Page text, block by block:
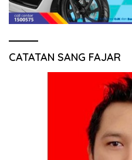
CATATAN SANG FAJAR